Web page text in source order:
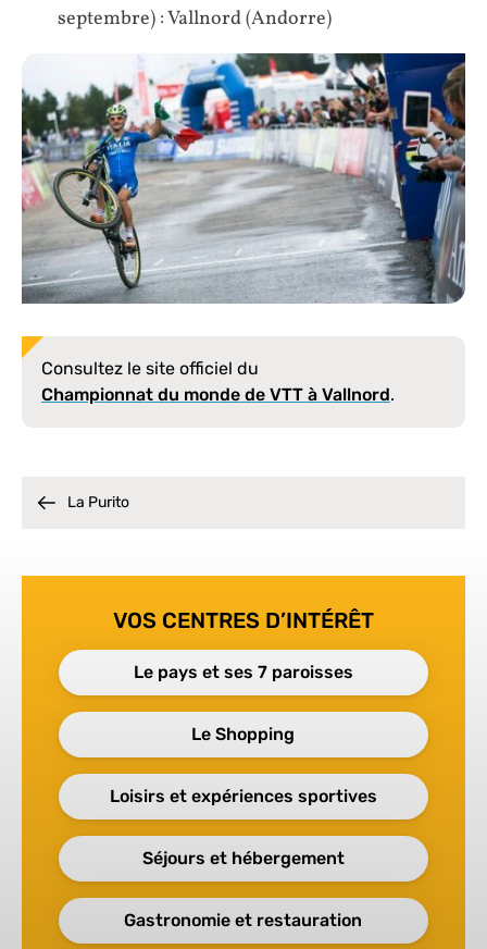
septembre) : Vallnord (Andorre)
Consultez le site officiel du
Championnat du monde de VTT à Vallnord.
VOS CENTRES D’INTÉRÊT
Le pays et ses 7 paroisses
Le Shopping
Loisirs et expériences sportives
Séjours et hébergement
Gastronomie et restauration
La Purito